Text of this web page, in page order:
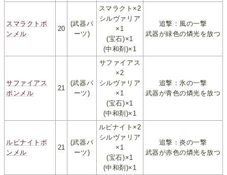
スマラクトポ
ンメル
20
(武器パ
ーツ)
スマラクト×2
シルヴァリア
×1
(宝石)×1
(中和剤)×1
追撃：風の一撃
武器が緑色の燐光を放つ
サファイアス
ポンメル
21
(武器パ
ーツ)
サファイアス
×2
シルヴァリア
×1
(宝石)×1
(中和剤)×1
追撃：氷の一撃
武器が青色の燐光を放つ
ルビナイトポ
ンメル
21
(武器パ
ーツ)
ルビナイト×2
シルヴァリア
×1
(宝石)×1
(中和剤)×1
追撃：炎の一撃
武器が赤色の燐光を放つ